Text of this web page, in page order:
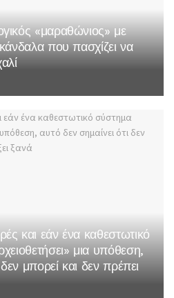
«μαραθώνιος» με
που πασχίζει να
και εάν ένα καθεστωτικό
μια υπόθεση,
μπορεί και δεν πρέπει